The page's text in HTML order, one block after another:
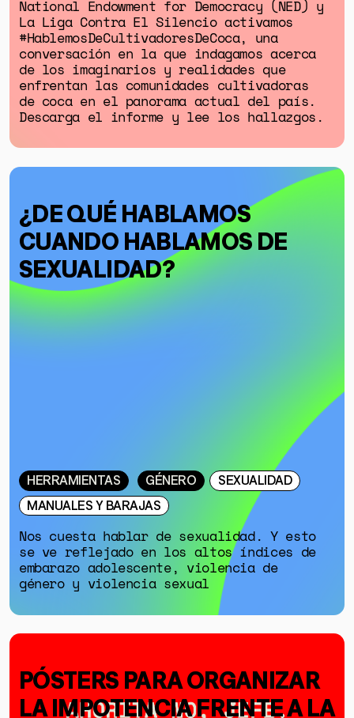
GÉNERO
DERECHOS HUMANOS
SALUD MENTAL
EMERGENCIA CLIMÁTICA
HERRAMIENTAS
SOBRE MUTANTE
DONACIONES
ESPECIALES
National Endowment for Democracy (NED) y
La Liga Contra El Silencio activamos
#HablemosDeCultivadoresDeCoca, una
conversación en la que indagamos acerca
de los imaginarios y realidades que
enfrentan las comunidades cultivadoras
de coca en el panorama actual del país.
Descarga el informe y lee los hallazgos.
¿DE QUÉ HABLAMOS
CUANDO HABLAMOS DE
SEXUALIDAD?
HERRAMIENTAS GÉNERO
SEXUALIDAD
MANUALES Y BARAJAS
Nos cuesta hablar de sexualidad. Y esto
se ve reflejado en los altos índices de
embarazo adolescente, violencia de
género y violencia sexual
PÓSTERS PARA ORGANIZAR
LA IMPOTENCIA FRENTE A LA